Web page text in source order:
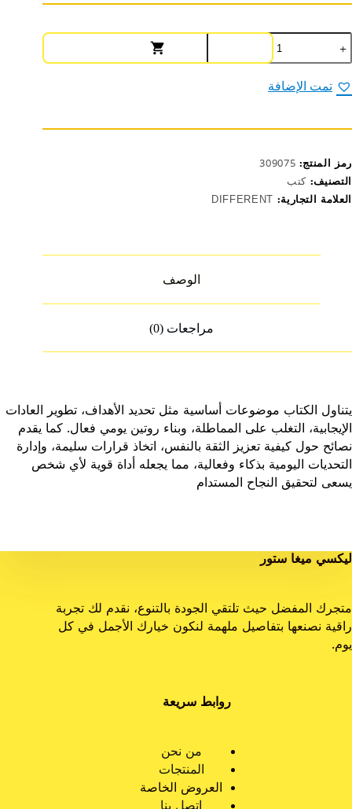
كمية
كتاب
عادات
النجاحتمت الإضافة
رمز المنتج: 309075
التصنيف: كتب
العلامة التجارية: DIFFERENT
الوصف
مراجعات (0)
يتناول الكتاب موضوعات أساسية مثل تحديد الأهداف، تطوير العادات
الإيجابية، التغلب على المماطلة، وبناء روتين يومي فعال. كما يقدم
نصائح حول كيفية تعزيز الثقة بالنفس، اتخاذ قرارات سليمة، وإدارة
التحديات اليومية بذكاء وفعالية، مما يجعله أداة قوية لأي شخص
يسعى لتحقيق النجاح المستدام
ليكسي ميغا ستور
متجرك المفضل حيث تلتقي الجودة بالتنوع، نقدم لك تجربة
راقية نصنعها بتفاصيل ملهمة لنكون خيارك الأجمل في كل
يوم.
روابط سريعة
من نحن
المنتجات
العروض الخاصة